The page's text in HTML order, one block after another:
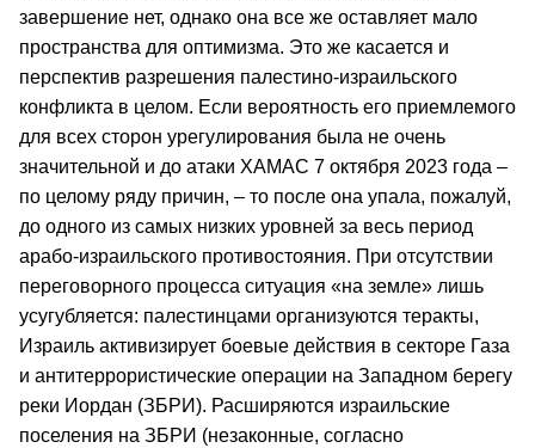
завершение нет, однако она все же оставляет мало
пространства для оптимизма. Это же касается и
перспектив разрешения палестино-израильского
конфликта в целом. Если вероятность его приемлемого
для всех сторон урегулирования была не очень
значительной и до атаки ХАМАС 7 октября 2023 года –
по целому ряду причин, – то после она упала, пожалуй,
до одного из самых низких уровней за весь период
арабо-израильского противостояния. При отсутствии
переговорного процесса ситуация «на земле» лишь
усугубляется: палестинцами организуются теракты,
Израиль активизирует боевые действия в секторе Газа
и антитеррористические операции на Западном берегу
реки Иордан (ЗБРИ). Расширяются израильские
поселения на ЗБРИ (незаконные, согласно